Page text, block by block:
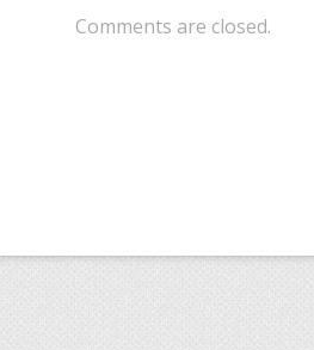
Comments are closed.